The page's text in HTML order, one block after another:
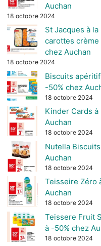
Auchan
18 octobre 2024
St Jacques à
carottes crème
chez Auchan
18 octobre 2024
Biscuits
-50% chez
18 octobre 2024
Kinder Cards à
Auchan
18 octobre 2024
Nutella
Auchan
18 octobre 2024
Teisseire Zéro
Auchan
18 octobre 2024
Teissere Fruit
à -50% chez
18 octobre 2024